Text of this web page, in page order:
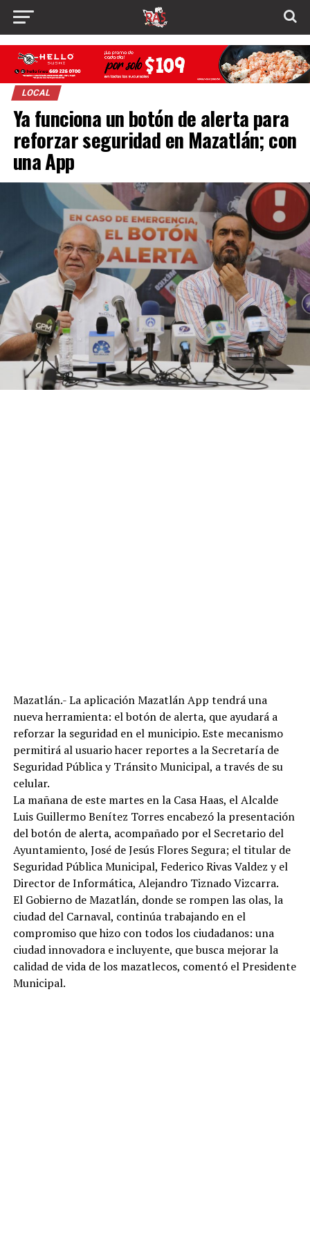
LOCAL
Ya funciona un botón de alerta para
reforzar seguridad en Mazatlán; con
una App
Mazatlán.- La aplicación Mazatlán App tendrá una
nueva herramienta: el botón de alerta, que ayudará a
reforzar la seguridad en el municipio. Este mecanismo
permitirá al usuario hacer reportes a la Secretaría de
Seguridad Pública y Tránsito Municipal, a través de su
celular.
La mañana de este martes en la Casa Haas, el Alcalde
Luis Guillermo Benítez Torres encabezó la presentación
del botón de alerta, acompañado por el Secretario del
Ayuntamiento, José de Jesús Flores Segura; el titular de
Seguridad Pública Municipal, Federico Rivas Valdez y el
Director de Informática, Alejandro Tiznado Vizcarra.
El Gobierno de Mazatlán, donde se rompen las olas, la
ciudad del Carnaval, continúa trabajando en el
compromiso que hizo con todos los ciudadanos: una
ciudad innovadora e incluyente, que busca mejorar la
calidad de vida de los mazatlecos, comentó el Presidente
Municipal.